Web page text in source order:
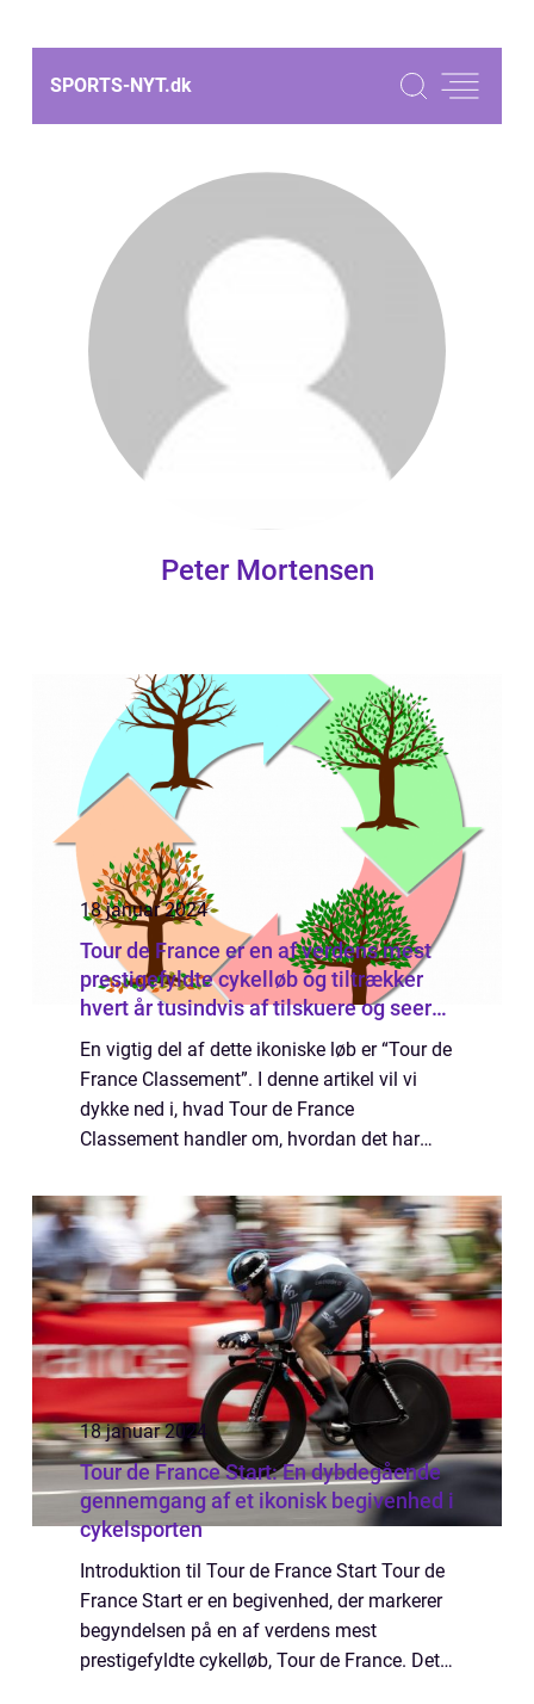
SPORTS-NYT.dk
Peter Mortensen
18 januar 2024
Tour de France er en af verdens mest
prestigefyldte cykelløb og tiltrækker
hvert år tusindvis af tilskuere og seere
fra hele verden
En vigtig del af dette ikoniske løb er “Tour de
France Classement”. I denne artikel vil vi
dykke ned i, hvad Tour de France
Classement handler om, hvordan det har
vide for sports- og fritid...
18 januar 2024
Tour de France Start: En dybdegående
gennemgang af et ikonisk begivenhed i
cykelsporten
Introduktion til Tour de France Start Tour de
France Start er en begivenhed, der markerer
begyndelsen på en af verdens mest
prestigefyldte cykelløb, Tour de France. Det